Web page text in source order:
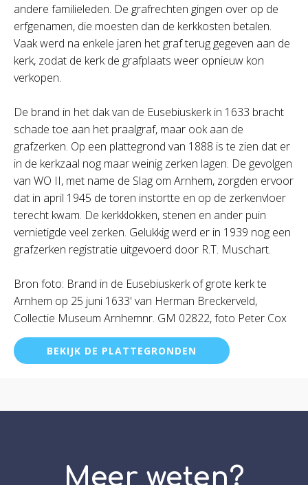
andere familieleden. De grafrechten gingen over op de
erfgenamen, die moesten dan de kerkkosten betalen.
Vaak werd na enkele jaren het graf terug gegeven aan de
kerk, zodat de kerk de grafplaats weer opnieuw kon
verkopen.
De brand in het dak van de Eusebiuskerk in 1633 bracht
schade toe aan het praalgraf, maar ook aan de
grafzerken. Op een plattegrond van 1888 is te zien dat er
in de kerkzaal nog maar weinig zerken lagen. De gevolgen
van WO II, met name de Slag om Arnhem, zorgden ervoor
dat in april 1945 de toren instortte en op de zerkenvloer
terecht kwam. De kerkklokken, stenen en ander puin
vernietigde veel zerken. Gelukkig werd er in 1939 nog een
grafzerken registratie uitgevoerd door R.T. Muschart.
Bron foto: Brand in de Eusebiuskerk of grote kerk te
Arnhem op 25 juni 1633' van Herman Breckerveld,
Collectie Museum Arnhemnr. GM 02822, foto Peter Cox
BEKIJK DE PLATTEGRONDEN
Meer weten?